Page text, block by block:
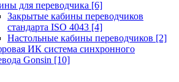
для переводчика [6]
Закрытые кабины переводчиков
стандарта ISO 4043 [4]
Настольные кабины переводчиков [2]
ИК система синхронного
Gonsin [10]